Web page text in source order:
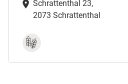
Schrattenthal 23,
2073 Schrattenthal